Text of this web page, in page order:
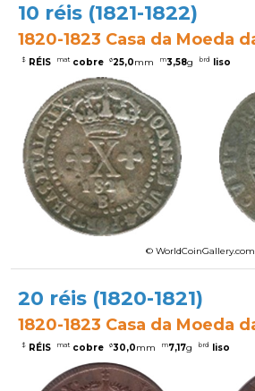
10 réis (1821-1822)
1820-1823 Casa da Moeda
$ RÉIS mat cobre ø25,0mm m3,58g brd liso
© WorldCoinGallery.com
20 réis (1820-1821)
1820-1823 Casa da Moeda
$ RÉIS mat cobre ø30,0mm m7,17g brd liso